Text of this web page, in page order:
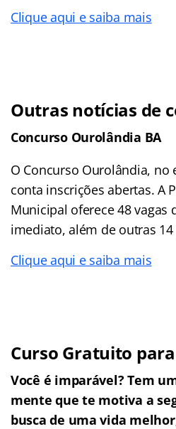
Clique aqui e saiba mais
Outras notícias de
Concurso Ourolândia BA
O Concurso Ourolândia, no
conta inscrições abertas. A
Municipal oferece 48 vagas
imediato, além de outras
Clique aqui e saiba mais
Curso Gratuito
Você é imparável? Tem
mente que te motiva a
busca de uma vida